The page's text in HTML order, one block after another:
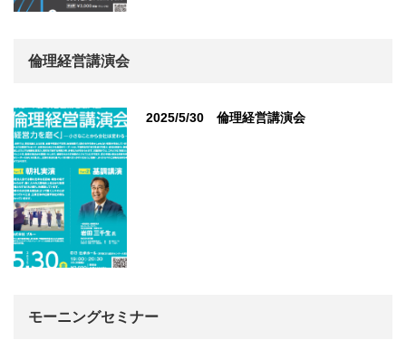
倫理経営講演会
2025/5/30 倫理経営講演会
モーニングセミナー